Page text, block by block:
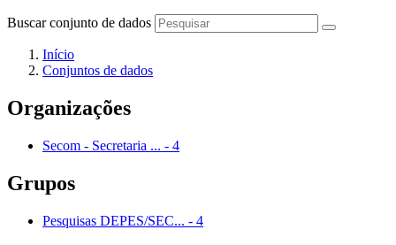
Buscar conjunto de dados
Início
Conjuntos de dados
Organizações
Secom - Secretaria ... - 4
Grupos
Pesquisas DEPES/SEC... - 4